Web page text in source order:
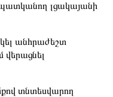
լցակայանի
անհրաժեշտ
վերացնել
տնտեսվարող